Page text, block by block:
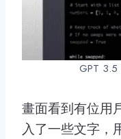
GPT 3.5
畫面看到有位用
入了一些文字，